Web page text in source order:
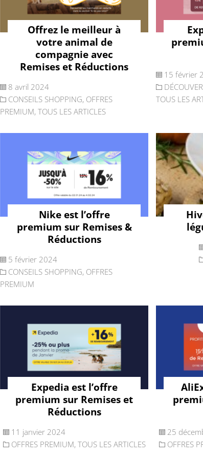
Offrez le meilleur à
votre animal de
compagnie avec
Remises et Réductions
8 avril 2024
CONSEILS SHOPPING, OFFRES
PREMIUM, TOUS LES ARTICLES
15 février
TOUS LES
Nike est l’offre
premium sur Remises &
Réductions
5 février 2024
CONSEILS SHOPPING, OFFRES
PREMIUM
Expedia est l’offre
premium sur Remises et
Réductions
11 janvier 2024
OFFRES PREMIUM, TOUS LES ARTICLES
25
OFFRES